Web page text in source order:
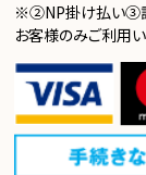
※②NP掛け払い③請
お客様のみご利用い